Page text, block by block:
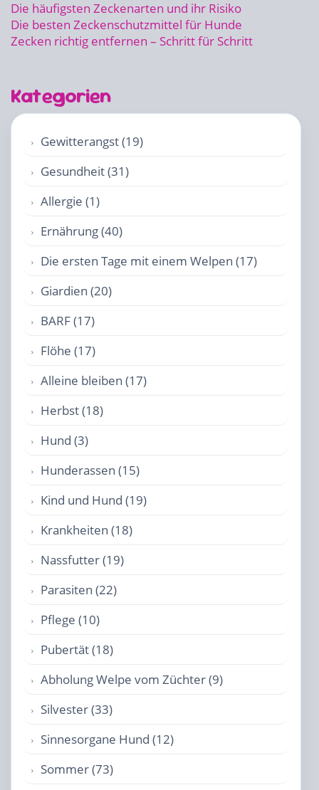
Die häufigsten Zeckenarten und ihr Risiko
Die besten Zeckenschutzmittel für Hunde
Zecken richtig entfernen – Schritt für Schritt
Kategorien
Gewitterangst (19)
Gesundheit (31)
Allergie (1)
Ernährung (40)
Die ersten Tage mit einem Welpen (17)
Giardien (20)
BARF (17)
Flöhe (17)
Alleine bleiben (17)
Herbst (18)
Hund (3)
Hunderassen (15)
Kind und Hund (19)
Krankheiten (18)
Nassfutter (19)
Parasiten (22)
Pflege (10)
Pubertät (18)
Abholung Welpe vom Züchter (9)
Silvester (33)
Sinnesorgane Hund (12)
Sommer (73)